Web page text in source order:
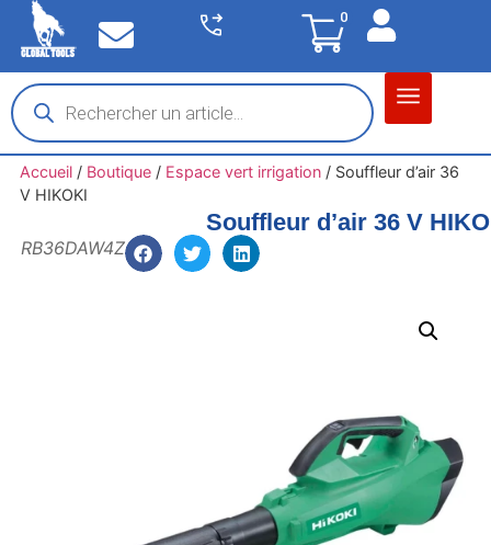
0
Accueil/ Boutique/ Espace vert irrigation/ Souffleur d’air 36
V HIKOKI
Souffleur d’air 36 V
RB36DAW4Z